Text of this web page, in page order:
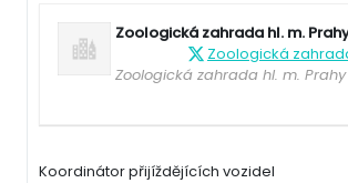
Zoologická
Zoologická zahrada hl. m.
Zoologická zahrada hl. m. Prahy
Koordinátor přijíždějících vozidel